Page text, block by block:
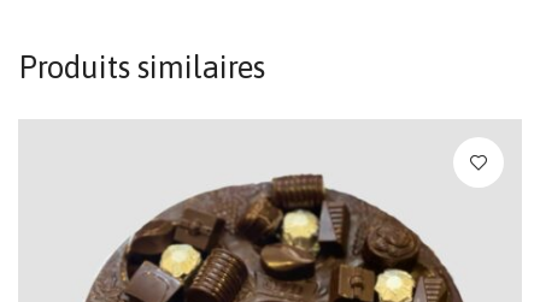
Produits similaires